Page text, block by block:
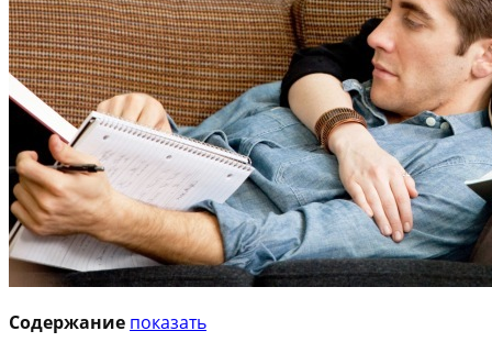
Содержание показать